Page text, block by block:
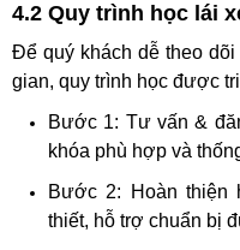
4.2 Quy trình học lái
Để quý khách dễ theo
gian, quy trình học được
Bước 1: Tư vấn &
khóa phù hợp và
Bước 2: Hoàn
thiết, hỗ trợ chuẩn bị